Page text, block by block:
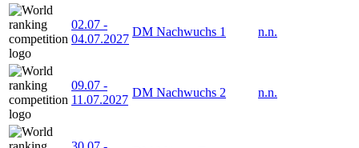
02.07 -
04.07.2027
DM Nachwuchs 1 n.n.
09.07 -
11.07.2027
DM Nachwuchs 2 n.n.